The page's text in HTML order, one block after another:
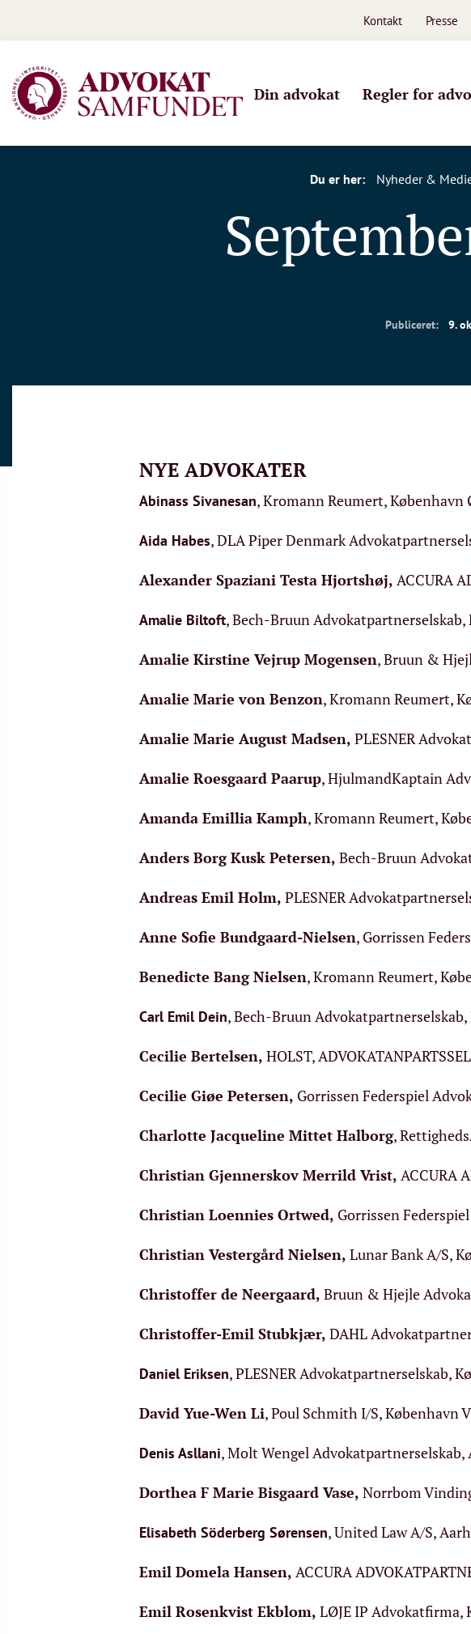
Kontakt Presse
Din advokat Regler for
Du er her: Nyheder &
Publiceret: 9.
NYE ADVOKATER
Abinass Sivanesan, Kromann Reumert, København
Aida Habes, DLA Piper Denmark
Alexander Spaziani Testa Hjortshøj, ACCURA
Amalie Biltoft, Bech-Bruun
Amalie Kirstine Vejrup Mogensen, Bruun &
Amalie Marie von Benzon, Kromann Reumert,
Amalie Marie August Madsen, PLESNER
Amalie Roesgaard Paarup, HjulmandKaptain
Amanda Emillia Kamph, Kromann Reumert,
Anders Borg Kusk Petersen, Bech-Bruun
Andreas Emil Holm, PLESNER
Anne Sofie Bundgaard-Nielsen, Gorrissen
Benedicte Bang Nielsen, Kromann Reumert,
Carl Emil Dein, Bech-Bruun
Cecilie Bertelsen, HOLST,
Cecilie Giøe Petersen, Gorrissen Federspiel
Charlotte Jacqueline Mittet Halborg,
Christian Gjennerskov Merrild Vrist, ACCURA
Christian Loennies Ortwed, Gorrissen
Christian Vestergård Nielsen, Lunar Bank A/S,
Christoffer de Neergaard, Bruun & Hjejle
Christoffer-Emil Stubkjær, DAHL
Daniel Eriksen, PLESNER Advokatpartnerselskab,
David Yue-Wen Li, Poul Schmith I/S, København
Denis Asllani, Molt Wengel Advokatpartnerselskab,
Dorthea F Marie Bisgaard Vase, Norrbom
Elisabeth Söderberg Sørensen, United Law A/S,
Emil Domela Hansen, ACCURA
Emil Rosenkvist Ekblom, LØJE IP Advokatfirma,